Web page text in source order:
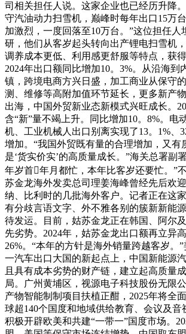
司相关担任人说。这家企业也已经历升降
守汽油动力扫雪机，巅峰时每年出口15万
加激烈，一度回落至10万台。”这位担任人
研，他们从客岁起头转向出产锂电扫雪机
调养成本更低、利用感更舒服等特点，获
2024年出口额同比增加10。3%。从沿海到
镇，跨境电商方兴日盛，加工商业从保守
测、维修等高附加值环节延长，更多新产
出海，中国外贸新业态新模式兴旺成长。
含“新”量不竭上升。同比增加10。8%。电
机、工业机械人出口别离实现了13。1%、
增加。“我国外贸既有量的合理增加，又有
是‘货实价实’的高质量成长。”海关总署副
年岁首年月都忙，本年比客岁还要忙。”
苏金龙海外发卖总司理姜海峰曾经先后欢
纳、比利时的几批海外客户。记者正在这
有分歧言语文字、外不雅各别的簇新新能
待发运。目前，姑苏金龙正在韩国、阿尔
先劣势。2024年，姑苏金龙出口额再立异
26%。“本年的方针是海外销量跨越客岁。
一汽车出口大国的新起点上，中国新能源
且具有成本劣势的财产链，建立起高质量
局。广州黄埔区，视源电子科技股份无限
产物智能制制项目扶植正酣，2025年将全
球超140个国度和地域供给教育、会议及音
积极开辟欧美和共建“一带一”国度市场。